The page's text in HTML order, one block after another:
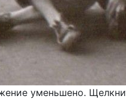
уменьшено.